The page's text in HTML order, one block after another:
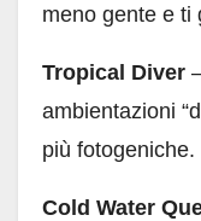
meno gente e ti
Tropical Diver
ambientazioni
più fotogeniche.
Cold Water